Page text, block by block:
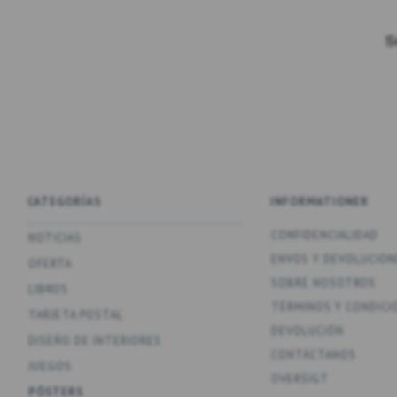
CATEGORÍAS
NOTICIAS
TARJETA POSTAL
PÓSTERS
INFORMATIONER
CONFIDENCIALIDAD
TÉRMINOS Y
CONTÁCTANOS